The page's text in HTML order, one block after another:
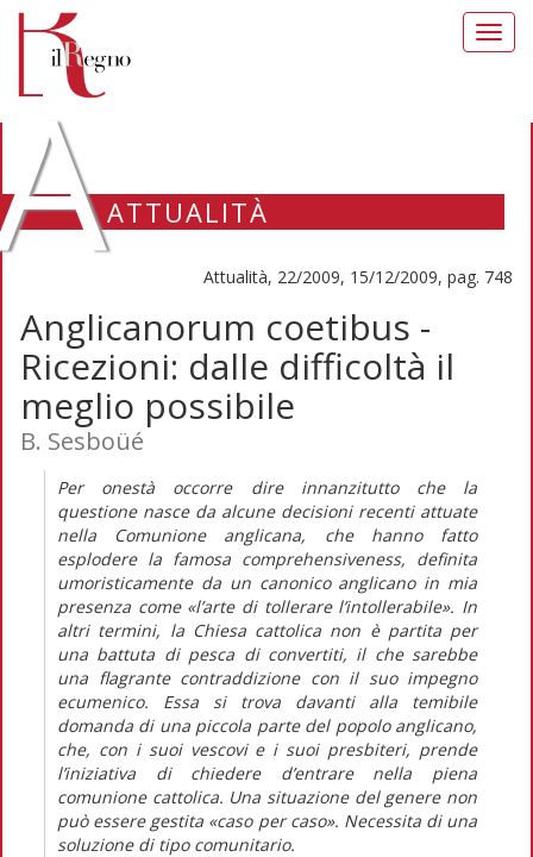
ATTUALITÀ
Attualità, 22/2009, 15/12/2009, pag. 748
Anglicanorum coetibus -
Ricezioni: dalle difficoltà il
meglio possibile
B. Sesboüé
Per onestà occorre dire innanzitutto che la
questione nasce da alcune decisioni recenti attuate
nella Comunione anglicana, che hanno fatto
esplodere la famosa comprehensiveness, definita
umoristicamente da un canonico anglicano in mia
presenza come «l’arte di tollerare l’intollerabile». In
altri termini, la Chiesa cattolica non è partita per
una battuta di pesca di convertiti, il che sarebbe
una flagrante contraddizione con il suo impegno
ecumenico. Essa si trova davanti alla temibile
domanda di una piccola parte del popolo anglicano,
che, con i suoi vescovi e i suoi presbiteri, prende
l’iniziativa di chiedere d’entrare nella piena
comunione cattolica. Una situazione del genere non
può essere gestita «caso per caso». Necessita di una
soluzione di tipo comunitario.